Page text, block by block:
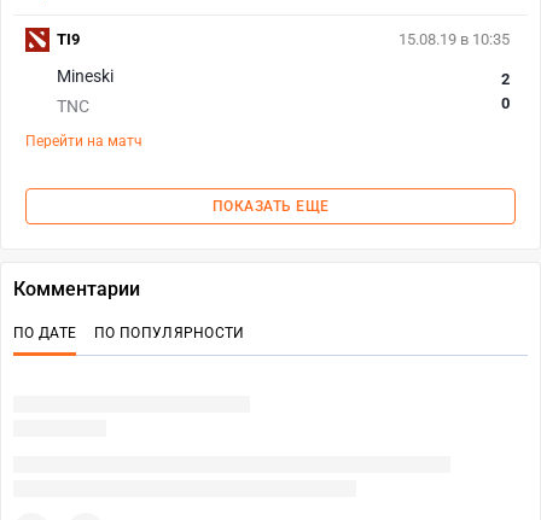
15.08.19 в 10:35
Mineski
TNC
2
0
Перейти на матч
TI9
ПОКАЗАТЬ ЕЩЕ
Комментарии
ПО ДАТЕ ПО ПОПУЛЯРНОСТИ